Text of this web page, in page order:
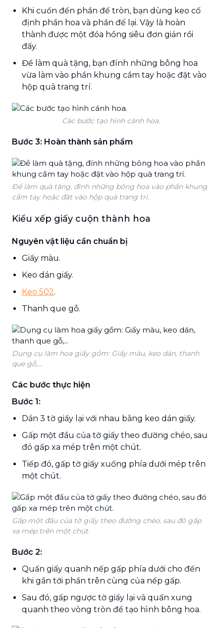
Khi cuốn đến phần đế tròn, bạn dùng keo cố
định phần hoa và phần đế lại. Vậy là hoàn
thành được một đóa hồng siêu đơn giản rồi
đấy.
Để làm quà tặng, bạn đính những bông hoa
vừa làm vào phần khung cầm tay hoặc đặt vào
hộp quà trang trí.
Các bước tạo hình cánh hoa.
Bước 3: Hoàn thành sản phẩm
Để làm quà tặng, đính những bông hoa vào phần khung
cầm tay hoặc đặt vào hộp quà trang trí.
Kiểu xếp giấy cuộn thành hoa
Nguyên vật liệu cần chuẩn bị
Giấy màu.
Keo dán giấy.
Keo 502.
Thanh que gỗ.
Dụng cụ làm hoa giấy gồm: Giấy màu, keo dán, thanh
que gỗ,...
Các bước thực hiện
Bước 1:
Dán 3 tờ giấy lại với nhau bằng keo dán giấy.
Gấp một đầu của tờ giấy theo đường chéo, sau
đó gấp xa mép trên một chút.
Tiếp đó, gấp tờ giấy xuống phía dưới mép trên
một chút.
Gấp một đầu của tờ giấy theo đường chéo, sau đó gấp
xa mép trên một chút.
Bước 2:
Quấn giấy quanh nếp gấp phía dưới cho đến
khi gần tới phần trên cùng của nếp gấp.
Sau đó, gấp ngược tờ giấy lại và quấn xung
quanh theo vòng tròn để tạo hình bông hoa.